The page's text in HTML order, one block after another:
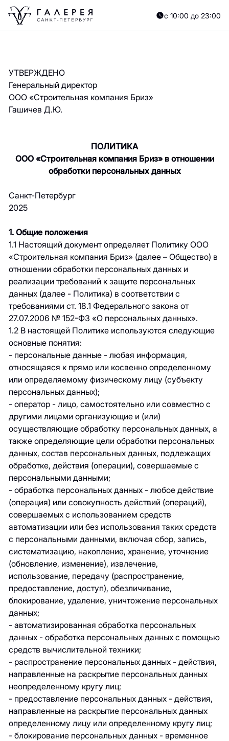
с 10:00 до 23:00
УТВЕРЖДЕНО
Генеральный директор
ООО «Строительная компания Бриз»
Гашичев Д.Ю.
ПОЛИТИКА
ООО «Строительная компания Бриз» в отношении
обработки персональных данных
Санкт-Петербург
2025
1. Общие положения
1.1 Настоящий документ определяет Политику ООО
«Строительная компания Бриз» (далее – Общество) в
отношении обработки персональных данных и
реализации требований к защите персональных
данных (далее - Политика) в соответствии с
требованиями ст. 18.1 Федерального закона от
27.07.2006 № 152-ФЗ «О персональных данных».
1.2 В настоящей Политике используются следующие
основные понятия:
- персональные данные - любая информация,
относящаяся к прямо или косвенно определенному
или определяемому физическому лицу (субъекту
персональных данных);
- оператор - лицо, самостоятельно или совместно с
другими лицами организующие и (или)
осуществляющие обработку персональных данных, а
также определяющие цели обработки персональных
данных, состав персональных данных, подлежащих
обработке, действия (операции), совершаемые с
персональными данными;
- обработка персональных данных - любое действие
(операция) или совокупность действий (операций),
совершаемых с использованием средств
автоматизации или без использования таких средств
с персональными данными, включая сбор, запись,
систематизацию, накопление, хранение, уточнение
(обновление, изменение), извлечение,
использование, передачу (распространение,
предоставление, доступ), обезличивание,
блокирование, удаление, уничтожение персональных
данных;
- автоматизированная обработка персональных
данных - обработка персональных данных с помощью
средств вычислительной техники;
- распространение персональных данных - действия,
направленные на раскрытие персональных данных
неопределенному кругу лиц;
- предоставление персональных данных - действия,
направленные на раскрытие персональных данных
определенному лицу или определенному кругу лиц;
- блокирование персональных данных - временное